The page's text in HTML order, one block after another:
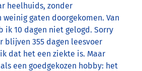
heelhuids, zonder
weinig gaten doorgekomen. Van
ik 10 dagen niet gelogd. Sorry
blijven 355 dagen leesvoer
dat het een ziekte is. Maar
een goedgekozen hobby: het